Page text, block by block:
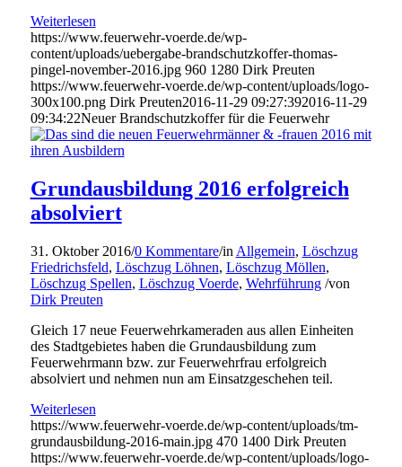
Weiterlesen
https://www.feuerwehr-voerde.de/wp-
content/uploads/uebergabe-brandschutzkoffer-thomas-
pingel-november-2016.jpg 960 1280 Dirk Preuten
https://www.feuerwehr-voerde.de/wp-content/uploads/logo-
300x100.png Dirk Preuten2016-11-29 09:27:392016-11-29
09:34:22Neuer Brandschutzkoffer für die Feuerwehr
Grundausbildung 2016 erfolgreich
absolviert
31. Oktober 2016/0 Kommentare/in Allgemein, Löschzug
Friedrichsfeld, Löschzug Löhnen, Löschzug Möllen,
Löschzug Spellen, Löschzug Voerde, Wehrführung /von
Dirk Preuten
Gleich 17 neue Feuerwehrkameraden aus allen Einheiten
des Stadtgebietes haben die Grundausbildung zum
Feuerwehrmann bzw. zur Feuerwehrfrau erfolgreich
absolviert und nehmen nun am Einsatzgeschehen teil.
Weiterlesen
https://www.feuerwehr-voerde.de/wp-content/uploads/tm-
grundausbildung-2016-main.jpg 470 1400 Dirk Preuten
https://www.feuerwehr-voerde.de/wp-content/uploads/logo-